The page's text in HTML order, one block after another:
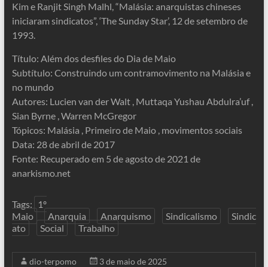
Kim e Ranjit Singh Malhl, “Malásia: anarquistas chineses
iniciaram sindicatos”, ‘The Sunday Star’, 12 de setembro de
1993.
Título: Além dos desfiles do Dia de Maio
Subtítulo: Construindo um contramovimento na Malásia e
no mundo
Autores: Lucien van der Walt , Muttaqa Yushau Abdulra’uf ,
Sian Byrne , Warren McGregor
Tópicos: Malásia , Primeiro de Maio , movimentos sociais
Data: 28 de abril de 2017
Fonte: Recuperado em 5 de agosto de 2021 de
anarkismo.net
Tags:
1º
Maio
Anarquia Anarquismo Sindicalismo
Sindic
ato
Social Trabalho
dio-terpomo
3 de maio de 2025